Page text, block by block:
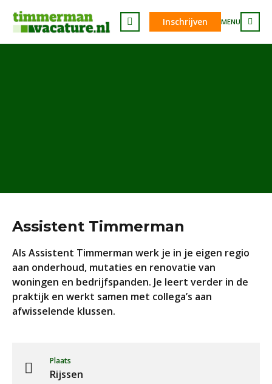
Inschrijven MENU
Assistent Timmerman
Als Assistent Timmerman werk je in je eigen regio
aan onderhoud, mutaties en renovatie van
woningen en bedrijfspanden. Je leert verder in de
praktijk en werkt samen met collega’s aan
afwisselende klussen.
Plaats
Rijssen